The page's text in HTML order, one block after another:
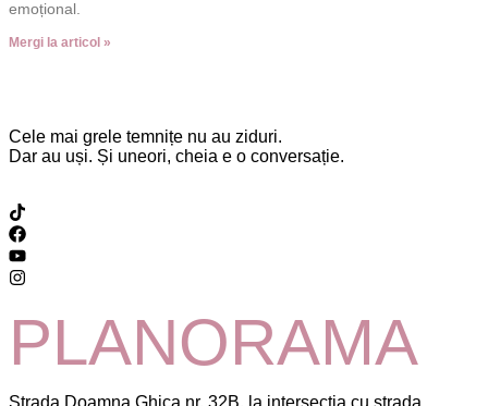
emoțional.
Mergi la articol »
Cele mai grele temnițe nu au ziduri.
Dar au uși. Și uneori, cheia e o conversație.
PLANORAMA
Strada Doamna Ghica nr. 32B, la intersecţia cu strada